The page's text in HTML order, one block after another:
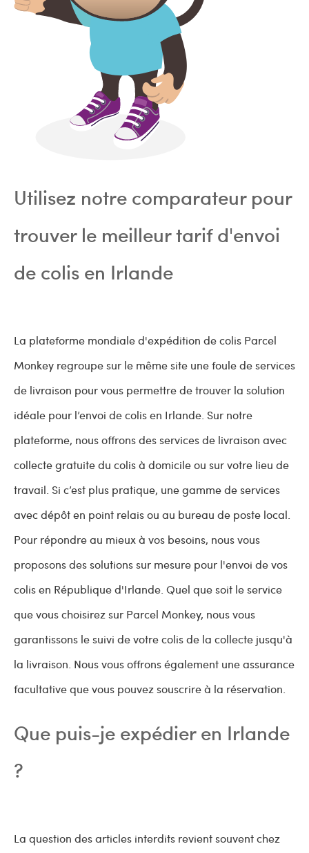
Utilisez notre comparateur pour
trouver le meilleur tarif d'envoi
de colis en Irlande
La plateforme mondiale d'expédition de colis Parcel
Monkey regroupe sur le même site une foule de services
de livraison pour vous permettre de trouver la solution
idéale pour l’envoi de colis en Irlande. Sur notre
plateforme, nous offrons des services de livraison avec
collecte gratuite du colis à domicile ou sur votre lieu de
travail. Si c’est plus pratique, une gamme de services
avec dépôt en point relais ou au bureau de poste local.
Pour répondre au mieux à vos besoins, nous vous
proposons des solutions sur mesure pour l'envoi de vos
colis en République d'Irlande. Quel que soit le service
que vous choisirez sur Parcel Monkey, nous vous
garantissons le suivi de votre colis de la collecte jusqu'à
la livraison. Nous vous offrons également une assurance
facultative que vous pouvez souscrire à la réservation.
Que puis-je expédier en Irlande
?
La question des articles interdits revient souvent chez